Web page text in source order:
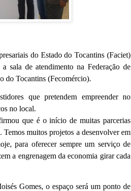
do Estado do Tocantins (Faciet)
sala de atendimento na Federação de
do Tocantins (Fecomércio).
que pretendem empreender no
no local.
que é o início de muitas parcerias
Temos muitos projetos a desenvolver em
para oferecer sempre um serviço de
a engrenagem da economia girar cada
Gomes, o espaço será um ponto de